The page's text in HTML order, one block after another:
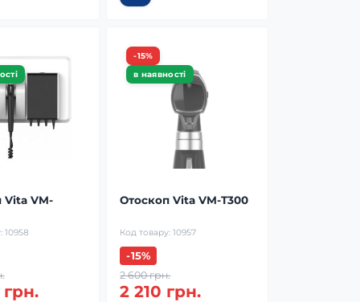
Vita VM-
10958
грн.
-15%
в наявності
Отоскоп Vita VM-T300
Код товару:10957
-15%
2 600 грн.
2 210 грн.